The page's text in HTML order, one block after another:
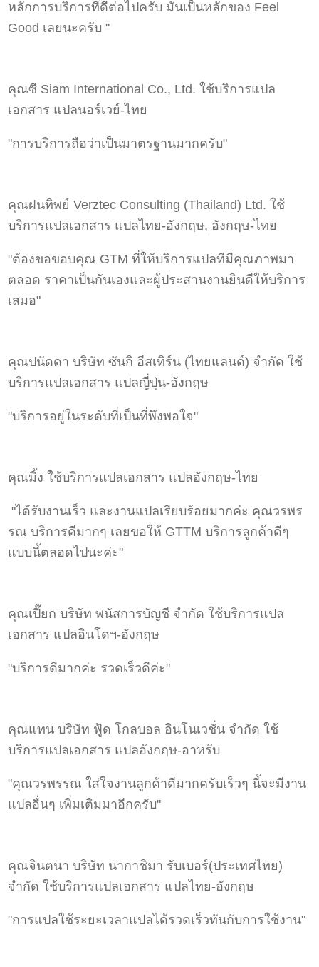
หลักการบริการที่ดีต่อไปครับ มันเป็นหลักของ Feel
Good เลยนะครับ "
คุณซี Siam International Co., Ltd. ใช้บริการแปล
เอกสาร แปลนอร์เวย์-ไทย
"การบริการถือว่าเป็นมาตรฐานมากครับ"
คุณฝนทิพย์ Verztec Consulting (Thailand) Ltd. ใช้
บริการแปลเอกสาร แปลไทย-อังกฤษ, อังกฤษ-ไทย
"ต้องขอขอบคุณ GTM ที่ให้บริการแปลทีมีคุณภาพมา
ตลอด ราคาเป็นกันเองและผู้ประสานงานยินดีให้บริการ
เสมอ"
คุณปนัดดา บริษัท ซันกิ อีสเทิร์น (ไทยแลนด์) จำกัด ใช้
บริการแปลเอกสาร แปลญี่ปุ่น-อังกฤษ
"บริการอยู่ในระดับที่เป็นที่พึงพอใจ"
คุณมิ้ง ใช้บริการแปลเอกสาร แปลอังกฤษ-ไทย
"ได้รับงานเร็ว และงานแปลเรียบร้อยมากค่ะ คุณวรพร
รณ บริการดีมากๆ เลยขอให้ GTTM บริการลูกค้าดีๆ
แบบนี้ตลอดไปนะค่ะ"
คุณเปี๊ยก บริษัท พนัสการบัญชี จำกัด ใช้บริการแปล
เอกสาร แปลอินโดฯ-อังกฤษ
"บริการดีมากค่ะ รวดเร็วดีค่ะ"
คุณแทน บริษัท ฟู้ด โกลบอล อินโนเวชั่น จำกัด ใช้
บริการแปลเอกสาร แปลอังกฤษ-อาหรับ
"คุณวรพรรณ ใส่ใจงานลูกค้าดีมากครับเร็วๆ นี้จะมีงาน
แปลอื่นๆ เพิ่มเติมมาอีกครับ"
คุณจินตนา บริษัท นากาชิมา รับเบอร์(ประเทศไทย)
จำกัด ใช้บริการแปลเอกสาร แปลไทย-อังกฤษ
"การแปลใช้ระยะเวลาแปลได้รวดเร็วทันกับการใช้งาน"